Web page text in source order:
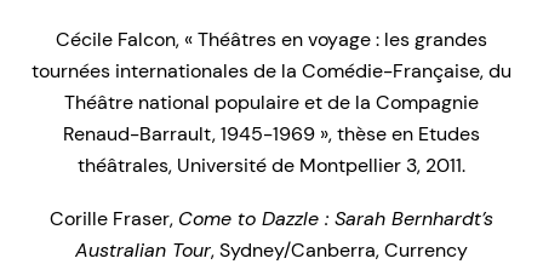
Cécile Falcon, « Théâtres en voyage : les grandes
tournées internationales de la Comédie-Française, du
Théâtre national populaire et de la Compagnie
Renaud-Barrault, 1945-1969 », thèse en Etudes
théâtrales, Université de Montpellier 3, 2011.
Corille Fraser, Come to Dazzle : Sarah Bernhardt’s
Australian Tour, Sydney/Canberra, Currency